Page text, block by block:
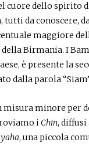
cuore dello spirito
da conoscere,
maggiore
Birmania. I
è presente la
dalla parola
misura minore per
i Chin, diffusi
, una piccola